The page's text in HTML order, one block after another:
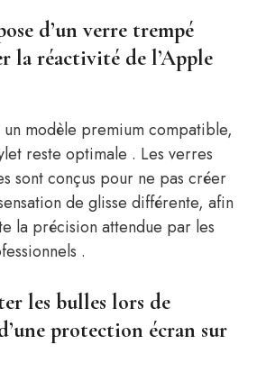
d’un verre trempé
la réactivité de l’Apple
un modèle premium compatible,
reste optimale . Les verres
sont conçus pour ne pas créer
de glisse différente, afin
la précision attendue par les
.
les bulles lors de
protection écran sur